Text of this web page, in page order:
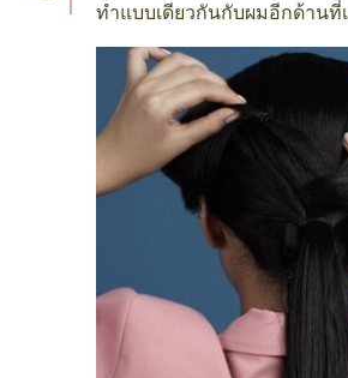
ทำแบบเดียวกันกับผมอีกด้านที่